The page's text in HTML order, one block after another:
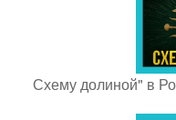
Схему долиной" в